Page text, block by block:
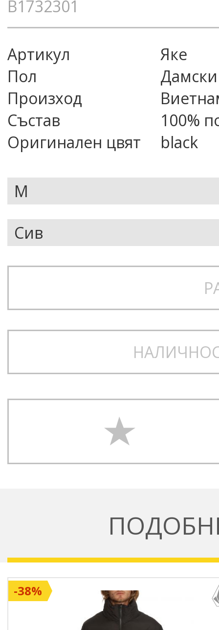
B1732301
Артикул
яке
Пол
Дамски
Произход
Състав
100%
Оригинален цвят
black
-38%